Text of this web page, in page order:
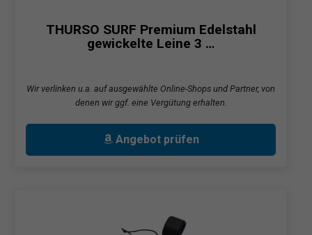
THURSO SURF Premium Edelstahl
gewickelte Leine 3 …
Wir verlinken u.a. auf ausgewählte Online-Shops und Partner, von
denen wir ggf. eine Vergütung erhalten.
Angebot prüfen